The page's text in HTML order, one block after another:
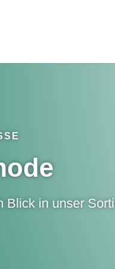
Blick in unser